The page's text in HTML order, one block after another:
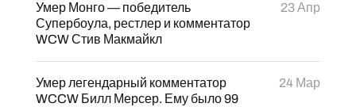
Умер Монго — победитель
Супербоула, рестлер и комментатор
WCW Стив Макмайкл
23 Апр
Умер легендарный комментатор
WCCW Билл Мерсер. Ему было 99
24 Мар